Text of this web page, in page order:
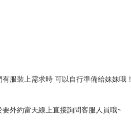
服裝上需求時 可以自行準備給妹妹哦！
外約當天線上直接詢問客服人員哦~